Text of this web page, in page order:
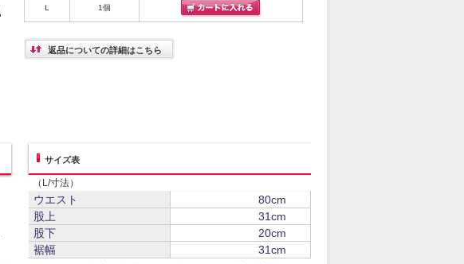
Ｌ 1個
返品についての詳細はこちら
サイズ表
（L/寸法）
ウエスト
80cm
股上
31cm
股下
20cm
裾幅
31cm